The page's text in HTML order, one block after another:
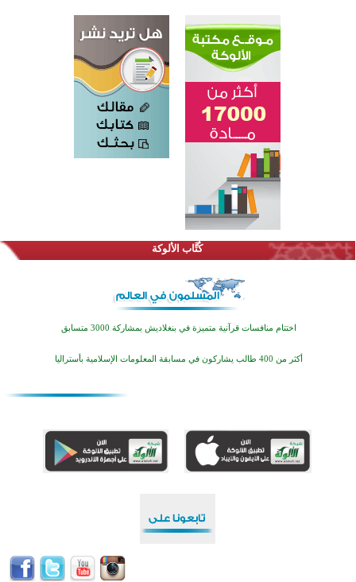
كُتَّاب الألوكة
اختتام منافسات قرآنية متميزة في بنغلاديش بمشاركة 3000 متسابق
أكثر من 400 طالب يشاركون في مسابقة المعلومات الإسلامية بأستراليا
أكبر مشروع إسلامي في ريف أستراليا يفتتح أبوابه بعد سنوات من العمل والعطاء
اختتام الدورة التاسعة لمسابقة حفظ وتلاوة القرآن الكريم في أزناكاييف